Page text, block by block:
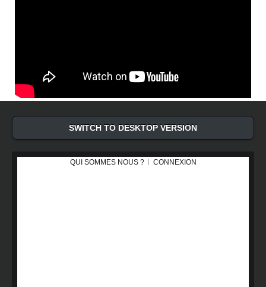
SWITCH TO DESKTOP VERSION
QUI SOMMES NOUS ? CONNEXION